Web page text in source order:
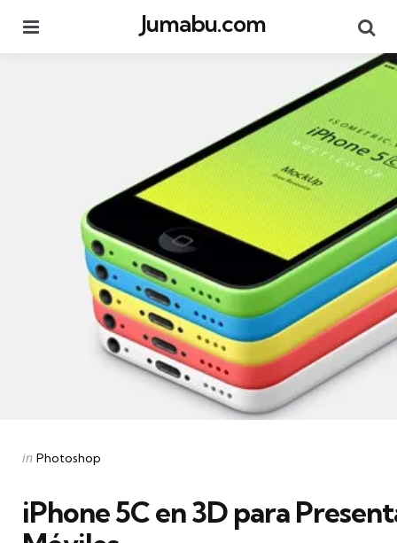
Jumabu.com
Categories
Posted
in Photoshop
iPhone 5C en 3D para